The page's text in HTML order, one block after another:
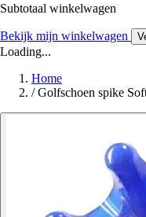
Subtotaal winkelwagen
Bekijk mijn winkelwagen
Loading...
Home
/ Golfschoen spike